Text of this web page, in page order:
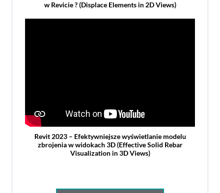
w Revicie ? (Displace Elements in 2D Views)
Revit 2023 – Efektywniejsze wyświetlanie modelu
zbrojenia w widokach 3D (Effective Solid Rebar
Visualization in 3D Views)